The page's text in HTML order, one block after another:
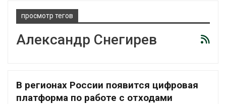
просмотр тегов
Александр Снегирев
В регионах России появится цифровая
платформа по работе с отходами